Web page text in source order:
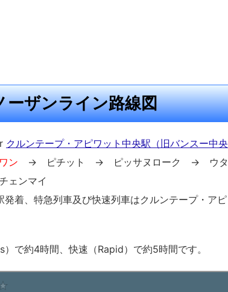
ーザンライン路線図
クルンテープ・アピワット中央駅（旧バンスー中央
ン → ピチット → ピッサヌローク → ウタ
ンマイ
着、特急列車及び快速列車はクルンテープ・アピ
で約4時間、快速（Rapid）で約5時間です。